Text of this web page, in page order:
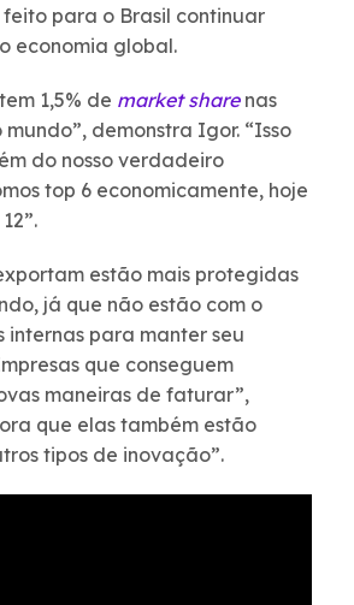
feito para o Brasil continuar
economia global.
1,5% de market sharenas
demonstra Igor. “Isso
do nosso verdadeiro
top 6 economicamente, hoje
estão mais protegidas
já que não estão com o
internas para manter seu
que conseguem
maneiras de faturar”,
que elas também estão
tipos de inovação”.